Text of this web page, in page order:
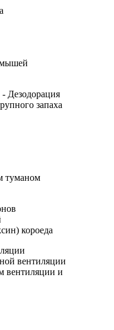
мышей
Дезодорация
запаха
туманом
короеда
вентиляции
вентиляции и